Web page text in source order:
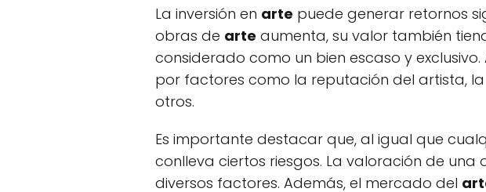
La inversión en arte puede generar retornos
obras de arte aumenta, su valor también
considerado como un bien escaso y
por factores como la reputación del artista,
otros.
Es importante destacar que, al igual que
conlleva ciertos riesgos. La valoración de una
diversos factores. Además, el mercado del